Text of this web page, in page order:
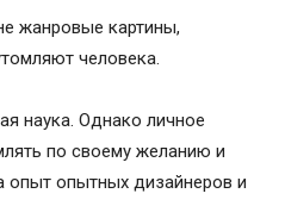
жанровые картины,
человека.
наука. Однако личное
по своему желанию и
опыт опытных дизайнеров и